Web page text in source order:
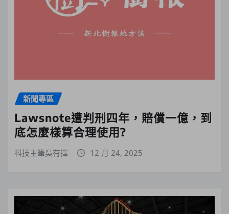
新聞專區
Lawsnote遭判刑四年，賠償一億，到
底怎麼樣算合理使用?
科技主筆吳有擇 12 月 24, 2025